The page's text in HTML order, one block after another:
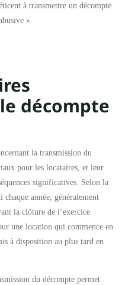
à transmettre un décompte
».
décompte
la transmission du
pour les locataires, et leur
significatives. Selon la
année, généralement
la clôture de l’exercice
une location qui commence en
à disposition au plus tard en
du décompte permet